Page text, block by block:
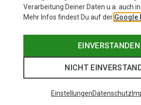
Verarbeitung Deiner Daten u.a. auch in
Mehr Infos findest Du auf der Google
EINVERSTANDEN
NICHT
EinstellungenDatenschutz